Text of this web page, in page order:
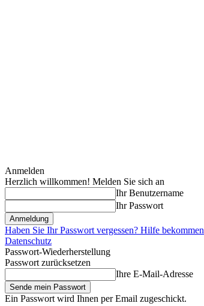
Anmelden
Herzlich willkommen! Melden Sie sich an
Ihr Benutzername
Ihr Passwort
Haben Sie Ihr Passwort vergessen? Hilfe bekommen
Datenschutz
Passwort-Wiederherstellung
Passwort zurücksetzen
Ihre E-Mail-Adresse
Ein Passwort wird Ihnen per Email zugeschickt.